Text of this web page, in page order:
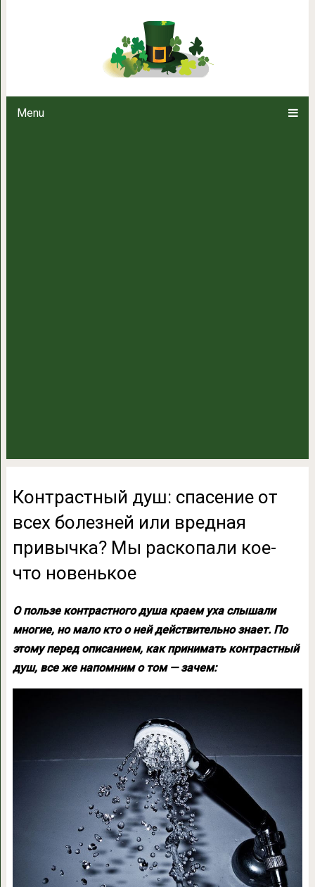
Menu
Контрастный душ: спасение
привычка? Мы
Контрастный душ: спасение от
всех болезней или вредная
привычка? Мы раскопали кое-
что новенькое
О пользе контрастного душа краем уха слышали
многие, но мало кто о ней действительно знает. По
этому перед описанием, как принимать контрастный
душ, все же напомним о том — зачем: